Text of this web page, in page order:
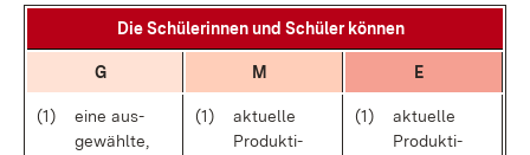
Die Schü­le­rin­nen und Schü­ler kön­nen
G M E
(1)
ei­ne aus­
ge­wähl­te,
(1)
ak­tu­el­le
Pro­duk­ti­
(1)
ak­tu­el­le
Pro­duk­ti­